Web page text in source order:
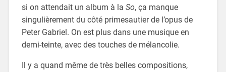
si on attendait un album à la So, ça manque
singulièrement du côté primesautier de l’opus de
Peter Gabriel. On est plus dans une musique en
demi-teinte, avec des touches de mélancolie.
Il y a quand même de très belles compositions,